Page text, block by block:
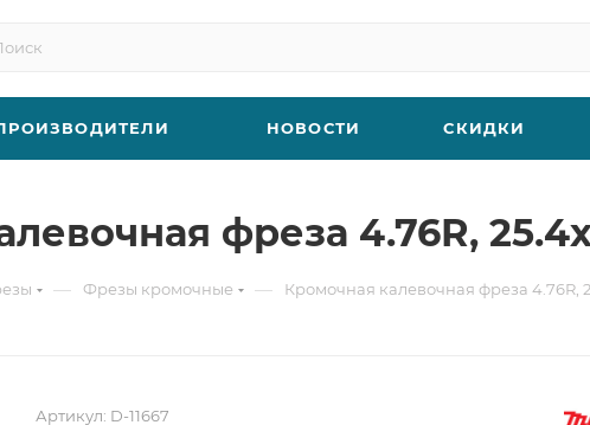
НОВОСТИ СКИДКИ
фреза 4.76R,
— Фрезы кромочные — Кромочная калевочная фреза 4.76R,
Артикул: D-11667